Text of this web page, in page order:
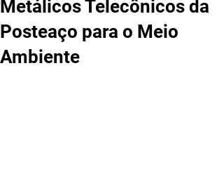
Metálicos Telecônicos da
Posteaço para o Meio
Ambiente